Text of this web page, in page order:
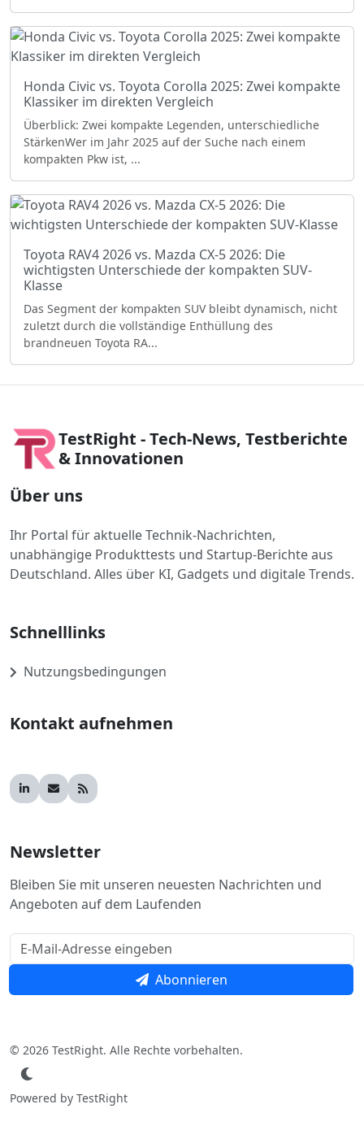
Honda Civic vs. Toyota Corolla 2025: Zwei kompakte
Klassiker im direkten Vergleich
Überblick: Zwei kompakte Legenden, unterschiedliche
StärkenWer im Jahr 2025 auf der Suche nach einem
kompakten Pkw ist, ...
Toyota RAV4 2026 vs. Mazda CX-5 2026: Die
wichtigsten Unterschiede der kompakten SUV-
Klasse
Das Segment der kompakten SUV bleibt dynamisch, nicht
zuletzt durch die vollständige Enthüllung des
brandneuen Toyota RA...
TestRight - Tech-News, Testberichte
& Innovationen
Über uns
Ihr Portal für aktuelle Technik-Nachrichten,
unabhängige Produkttests und Startup-Berichte aus
Deutschland. Alles über KI, Gadgets und digitale Trends.
Schnelllinks
Nutzungsbedingungen
Kontakt aufnehmen
Newsletter
Bleiben Sie mit unseren neuesten Nachrichten und
Angeboten auf dem Laufenden
Abonnieren
© 2026 TestRight. Alle Rechte vorbehalten.
Powered by TestRight